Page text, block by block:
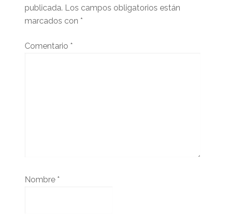
publicada. Los campos obligatorios están
marcados con *
Comentario *
Nombre *